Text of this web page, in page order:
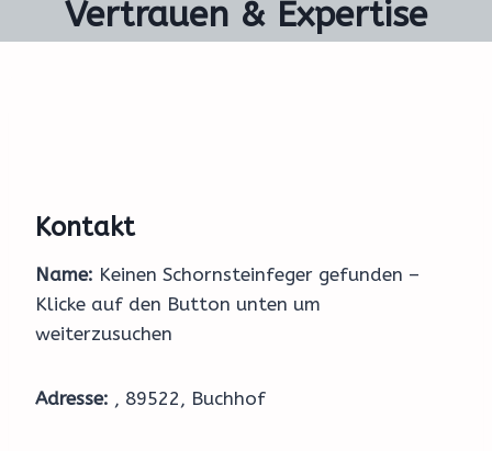
Vertrauen & Expertise
Kontakt
Name: Keinen Schornsteinfeger gefunden –
Klicke auf den Button unten um
weiterzusuchen
Adresse: , 89522, Buchhof